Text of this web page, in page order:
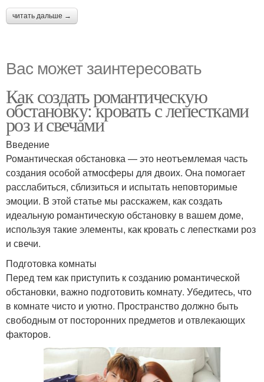
читать дальше →
Вас может заинтересовать
Как создать романтическую
обстановку: кровать с лепестками
роз и свечами
Введение
Романтическая обстановка — это неотъемлемая часть
создания особой атмосферы для двоих. Она помогает
расслабиться, сблизиться и испытать неповторимые
эмоции. В этой статье мы расскажем, как создать
идеальную романтическую обстановку в вашем доме,
используя такие элементы, как кровать с лепестками роз
и свечи.
Подготовка комнаты
Перед тем как приступить к созданию романтической
обстановки, важно подготовить комнату. Убедитесь, что
в комнате чисто и уютно. Пространство должно быть
свободным от посторонних предметов и отвлекающих
факторов.